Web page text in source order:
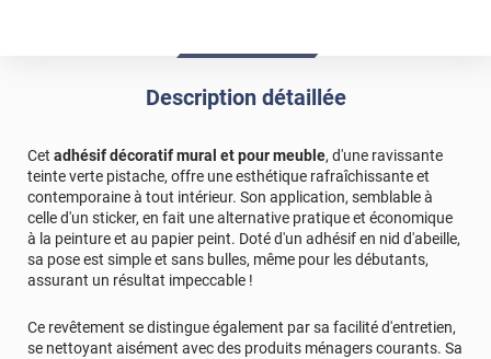
Description détaillée
Cet adhésif décoratif mural et pour meuble, d'une ravissante
teinte verte pistache, offre une esthétique rafraîchissante et
contemporaine à tout intérieur. Son application, semblable à
celle d'un sticker, en fait une alternative pratique et économique
à la peinture et au papier peint. Doté d'un adhésif en nid d'abeille,
sa pose est simple et sans bulles, même pour les débutants,
assurant un résultat impeccable !
Ce revêtement se distingue également par sa facilité d'entretien,
se nettoyant aisément avec des produits ménagers courants. Sa